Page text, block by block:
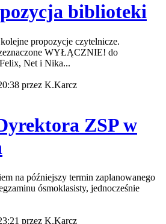
biblioteki
propozycje czytelnicze.
WYŁĄCZNIE! do
Net i Nika...
przez K.Karcz
ZSP w
na późniejszy termin zaplanowanego
ósmoklasisty, jednocześnie
przez K.Karcz